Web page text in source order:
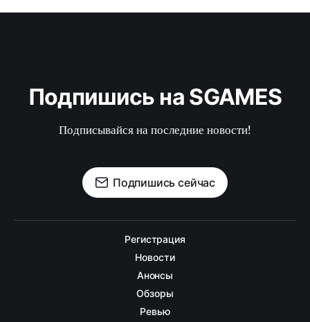
Подпишись на SGAMES
Подписывайся на последние новости!
Подпишись сейчас
Регистрация
Новости
Анонсы
Обзоры
Ревью